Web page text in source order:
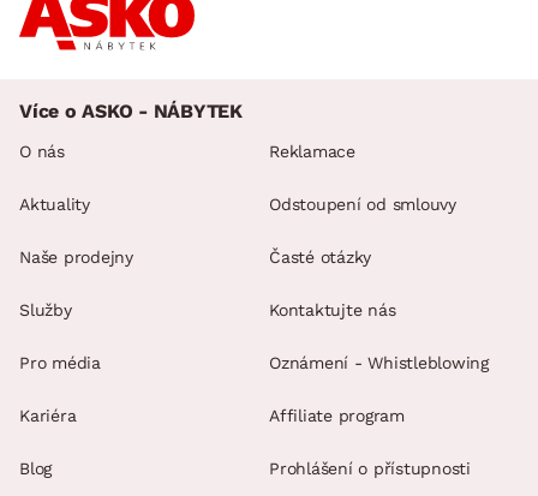
Více o ASKO - NÁBYTEK
O nás
Aktuality
Naše prodejny
Služby
Pro média
Kariéra
Blog
Reklamace
Odstoupení od smlouvy
Časté otázky
Kontaktujte nás
Oznámení - Whistleblowing
Affiliate program
Prohlášení o přístupnosti